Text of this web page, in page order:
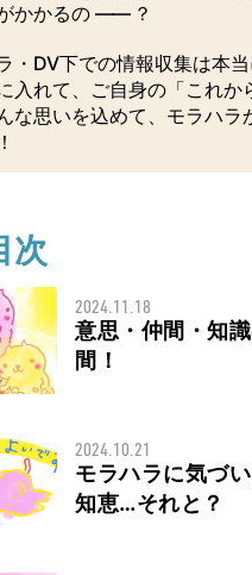
かかるの ―― ？
・DV下での情報収集は本
入れて、ご自身の「これ
な思いを込めて、モラハ
次
2024.11.18
意思・仲間・知
間！
2024.10.21
モラハラに気づ
知恵…それと？